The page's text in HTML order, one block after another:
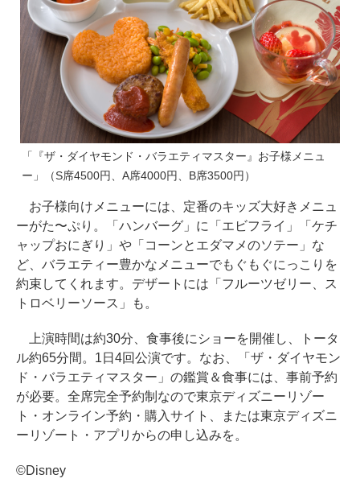
「『ザ・ダイヤモンド・バラエティマスター』お子様メニュ
ー」（S席4500円、A席4000円、B席3500円）
お子様向けメニューには、定番のキッズ大好きメニュ
ーがた〜ぷり。「ハンバーグ」に「エビフライ」「ケチ
ャップおにぎり」や「コーンとエダマメのソテー」な
ど、バラエティー豊かなメニューでもぐもぐにっこりを
約束してくれます。デザートには「フルーツゼリー、ス
トロベリーソース」も。
上演時間は約30分、食事後にショーを開催し、トータ
ル約65分間。1日4回公演です。なお、「ザ・ダイヤモン
ド・バラエティマスター」の鑑賞＆食事には、事前予約
が必要。全席完全予約制なので東京ディズニーリゾー
ト・オンライン予約・購入サイト、または東京ディズニ
ーリゾート・アプリからの申し込みを。
©Disney